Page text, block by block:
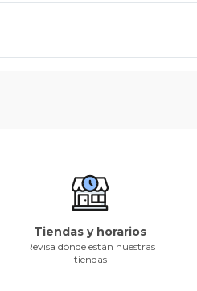
Tiendas y horarios
Revisa dónde están nuestras
tiendas